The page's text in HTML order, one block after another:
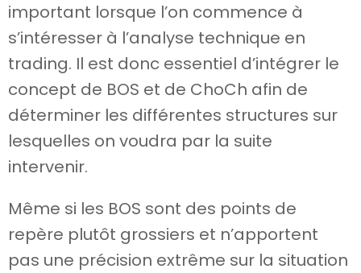
important lorsque l’on commence à
s’intéresser à l’analyse technique en
trading. Il est donc essentiel d’intégrer le
concept de BOS et de ChoCh afin de
déterminer les différentes structures sur
lesquelles on voudra par la suite
intervenir.
Même si les BOS sont des points de
repère plutôt grossiers et n’apportent
pas une précision extrême sur la situation